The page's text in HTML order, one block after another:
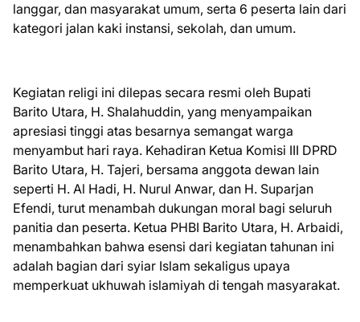
langgar, dan masyarakat umum, serta 6 peserta lain dari
kategori jalan kaki instansi, sekolah, dan umum.
Kegiatan religi ini dilepas secara resmi oleh Bupati
Barito Utara, H. Shalahuddin, yang menyampaikan
apresiasi tinggi atas besarnya semangat warga
menyambut hari raya. Kehadiran Ketua Komisi III DPRD
Barito Utara, H. Tajeri, bersama anggota dewan lain
seperti H. Al Hadi, H. Nurul Anwar, dan H. Suparjan
Efendi, turut menambah dukungan moral bagi seluruh
panitia dan peserta. Ketua PHBI Barito Utara, H. Arbaidi,
menambahkan bahwa esensi dari kegiatan tahunan ini
adalah bagian dari syiar Islam sekaligus upaya
memperkuat ukhuwah islamiyah di tengah masyarakat.